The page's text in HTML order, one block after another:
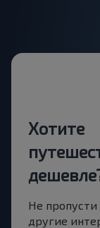
Хотите
Не
другие